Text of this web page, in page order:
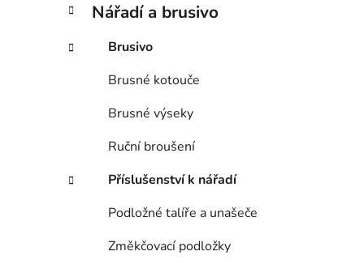
Nářadí a brusivo
Brusivo
Brusné kotouče
Brusné výseky
Ruční broušení
Příslušenství k nářadí
Podložné talíře a unašeče
Změkčovací podložky